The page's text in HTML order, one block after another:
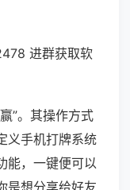
进群获取软
”。其操作方式
义手机打牌系统
能，一键便可以
是想分享给好友